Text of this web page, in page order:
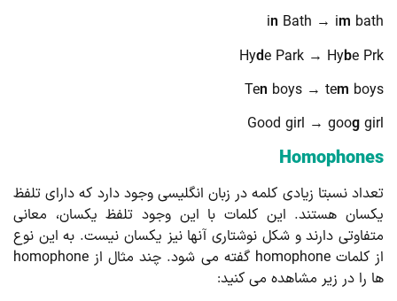
inBath → im
Hyde Park → Hybe
Tenboys → tem
Good girl → goog
نسبتا زیادی کلمه در زبان انگلیسی وجود دارد که دارای تلفظ
هستند. این کلمات با این وجود تلفظ یکسان، معانی
دارند و شکل نوشتاری آنها نیز یکسان نیست. به این نوع
از کلمات homophone گفته می شود. چند مثال از homophone
را در زیر مشاهده می کنید: